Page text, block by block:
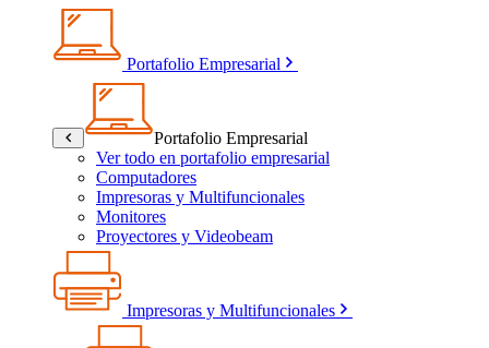
Portafolio Empresarial
Portafolio Empresarial
Ver todo en portafolio empresarial
Computadores
Impresoras y Multifuncionales
Monitores
Proyectores y Videobeam
Impresoras y Multifuncionales